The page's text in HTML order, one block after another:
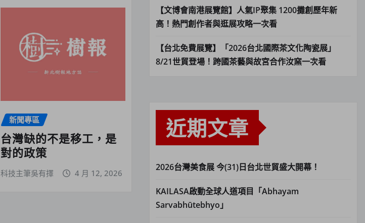
新聞專區
台灣缺的不是移工，是
對的政策
科技主筆吳有擇 4 月 12, 2026
【文博會南港展覽館】人氣IP聚集 1200攤創歷年新
高！熱門創作者與逛展攻略一次看
【台北免費展覽】「2026台北國際茶文化陶瓷展」
8/21世貿登場！跨國茶藝與故宮合作汝窯一次看
近期文章
2026台灣美食展 今(31)日台北世貿盛大開幕！
KAILASA啟動全球人道項目「Abhayam
Sarvabhūtebhyo」